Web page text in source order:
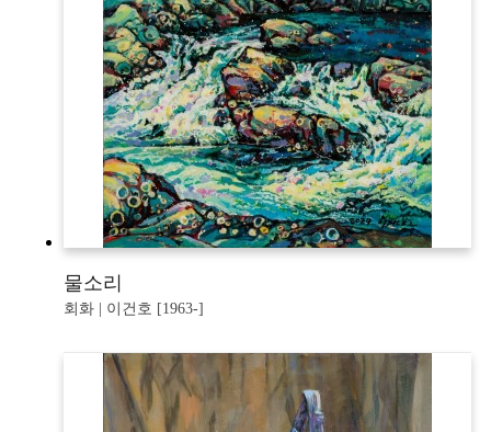
물소리
회화 | 이건호 [1963-]